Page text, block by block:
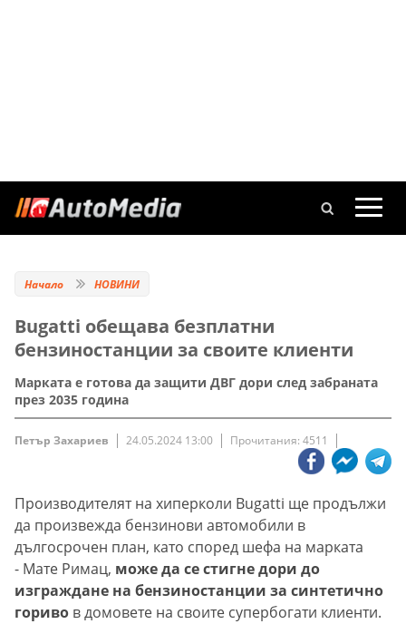
Начало НОВИНИ
Bugatti обещава безплатни
бензиностанции за своите клиенти
Марката е готова да защити ДВГ дори след забраната
през 2035 година
Петър Захариев 24.05.2024 13:00 Прочитания: 4511
Производителят на хиперколи Bugatti ще продължи
да произвежда бензинови автомобили в
дългосрочен план, като според шефа на марката
- Мате Римац, може да се стигне дори до
изграждане на бензиностанции за синтетично
гориво в домовете на своите супербогати клиенти.